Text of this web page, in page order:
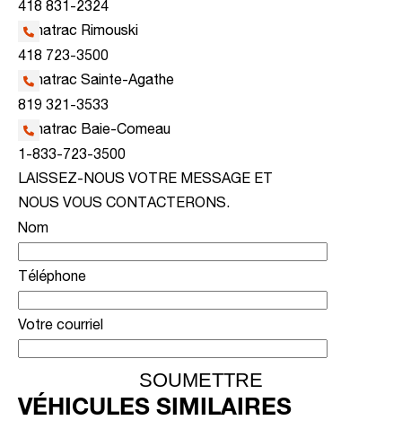
418 831-2324
Kanatrac Rimouski
418 723-3500
Kanatrac Sainte-Agathe
819 321-3533
Kanatrac Baie-Comeau
1-833-723-3500
LAISSEZ-NOUS VOTRE MESSAGE ET
NOUS VOUS CONTACTERONS.
Nom
Téléphone
Votre courriel
VÉHICULES SIMILAIRES